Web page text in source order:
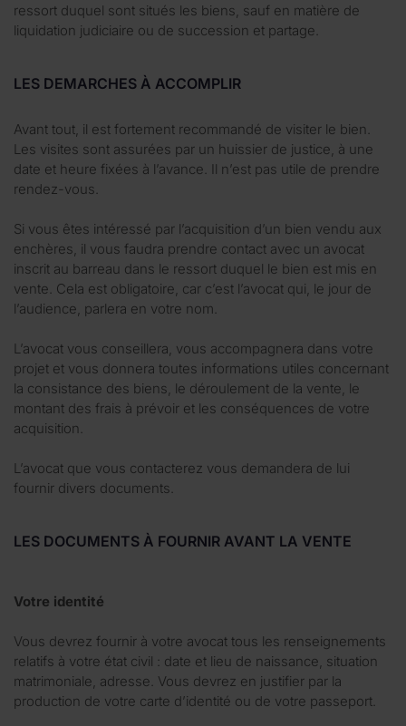
ressort duquel sont situés les biens, sauf en matière de
liquidation judiciaire ou de succession et partage.
LES DEMARCHES À ACCOMPLIR
Avant tout, il est fortement recommandé de visiter le bien.
Les visites sont assurées par un huissier de justice, à une
date et heure fixées à l’avance. Il n’est pas utile de prendre
rendez-vous.
Si vous êtes intéressé par l’acquisition d’un bien vendu aux
enchères, il vous faudra prendre contact avec un avocat
inscrit au barreau dans le ressort duquel le bien est mis en
vente. Cela est obligatoire, car c’est l’avocat qui, le jour de
l’audience, parlera en votre nom.
L’avocat vous conseillera, vous accompagnera dans votre
projet et vous donnera toutes informations utiles concernant
la consistance des biens, le déroulement de la vente, le
montant des frais à prévoir et les conséquences de votre
acquisition.
L’avocat que vous contacterez vous demandera de lui
fournir divers documents.
LES DOCUMENTS À FOURNIR AVANT LA VENTE
Votre identité
Vous devrez fournir à votre avocat tous les renseignements
relatifs à votre état civil : date et lieu de naissance, situation
matrimoniale, adresse. Vous devrez en justifier par la
production de votre carte d’identité ou de votre passeport.